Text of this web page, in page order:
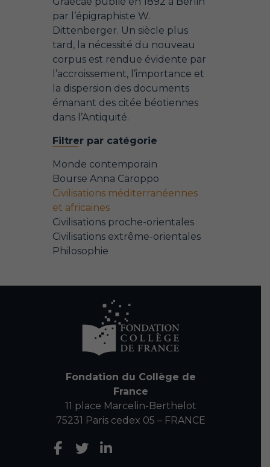
par l’épigraphiste W.
Dittenberger. Un siècle plus
tard, la nécessité du nouveau
corpus est rendue évidente par
l’accroissement, l’importance et
la dispersion des documents
émanant des citée béotiennes
dans l’Antiquité.
Filtrer par catégorie
Monde contemporain
Bourse Anna Caroppo
Civilisations méditerranéennes
et africaines
Civilisations proche-orientales
Civilisations extrême-orientales
Philosophie
Fondation du Collège de
France
11 place Marcelin-Berthelot
75231 Paris cedex 05 – FRANCE